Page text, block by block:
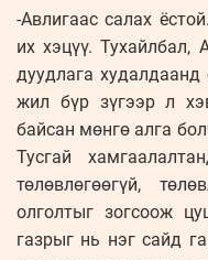
-Авлигаас салах
их хэцүү.
дуудлага
жил бүр зүгээр л
байсан мөнгө алга
Тусгай
төлөвлөгөөгүй,
олголтыг зогсоож
газрыг нь нэг сайд